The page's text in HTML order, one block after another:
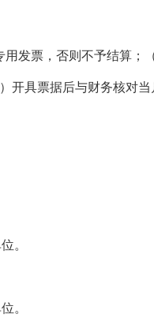
发票，否则不予结算；
开具票据后与财务核对
。
。